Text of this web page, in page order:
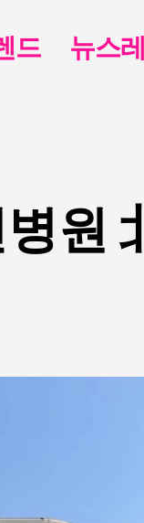
원
드 뉴스